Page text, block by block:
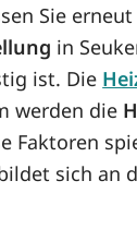
Sie
in
ist. Die
werden die
sich an